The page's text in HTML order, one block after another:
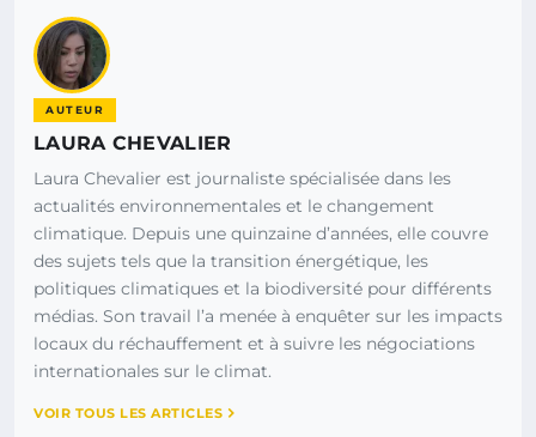
AUTEUR
LAURA CHEVALIER
Laura Chevalier est journaliste spécialisée dans les
actualités environnementales et le changement
climatique. Depuis une quinzaine d’années, elle couvre
des sujets tels que la transition énergétique, les
politiques climatiques et la biodiversité pour différents
médias. Son travail l’a menée à enquêter sur les impacts
locaux du réchauffement et à suivre les négociations
internationales sur le climat.
VOIR TOUS LES ARTICLES